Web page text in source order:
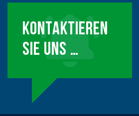
KONTAKTIEREN
SIE UNS …